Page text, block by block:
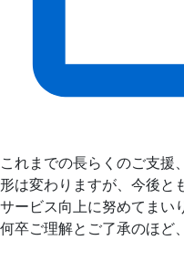
これまでの長らくのご支援
形は変わりますが、今後と
サービス向上に努めてまい
何卒ご理解とご了承のほど